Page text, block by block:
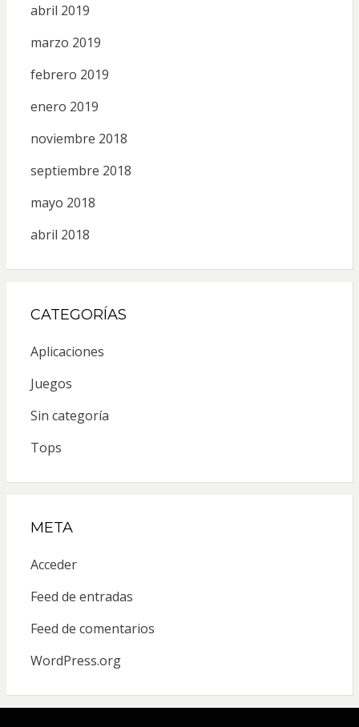
abril 2019
marzo 2019
febrero 2019
enero 2019
noviembre 2018
septiembre 2018
mayo 2018
abril 2018
CATEGORÍAS
Aplicaciones
Juegos
Sin categoría
Tops
META
Acceder
Feed de entradas
Feed de comentarios
WordPress.org